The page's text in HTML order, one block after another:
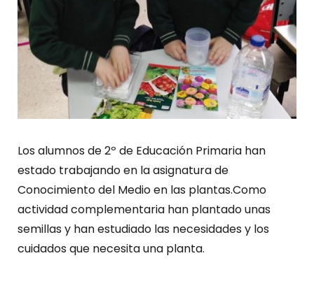
Los alumnos de 2º de Educación Primaria han
estado trabajando en la asignatura de
Conocimiento del Medio en las plantas.Como
actividad complementaria han plantado unas
semillas y han estudiado las necesidades y los
cuidados que necesita una planta.